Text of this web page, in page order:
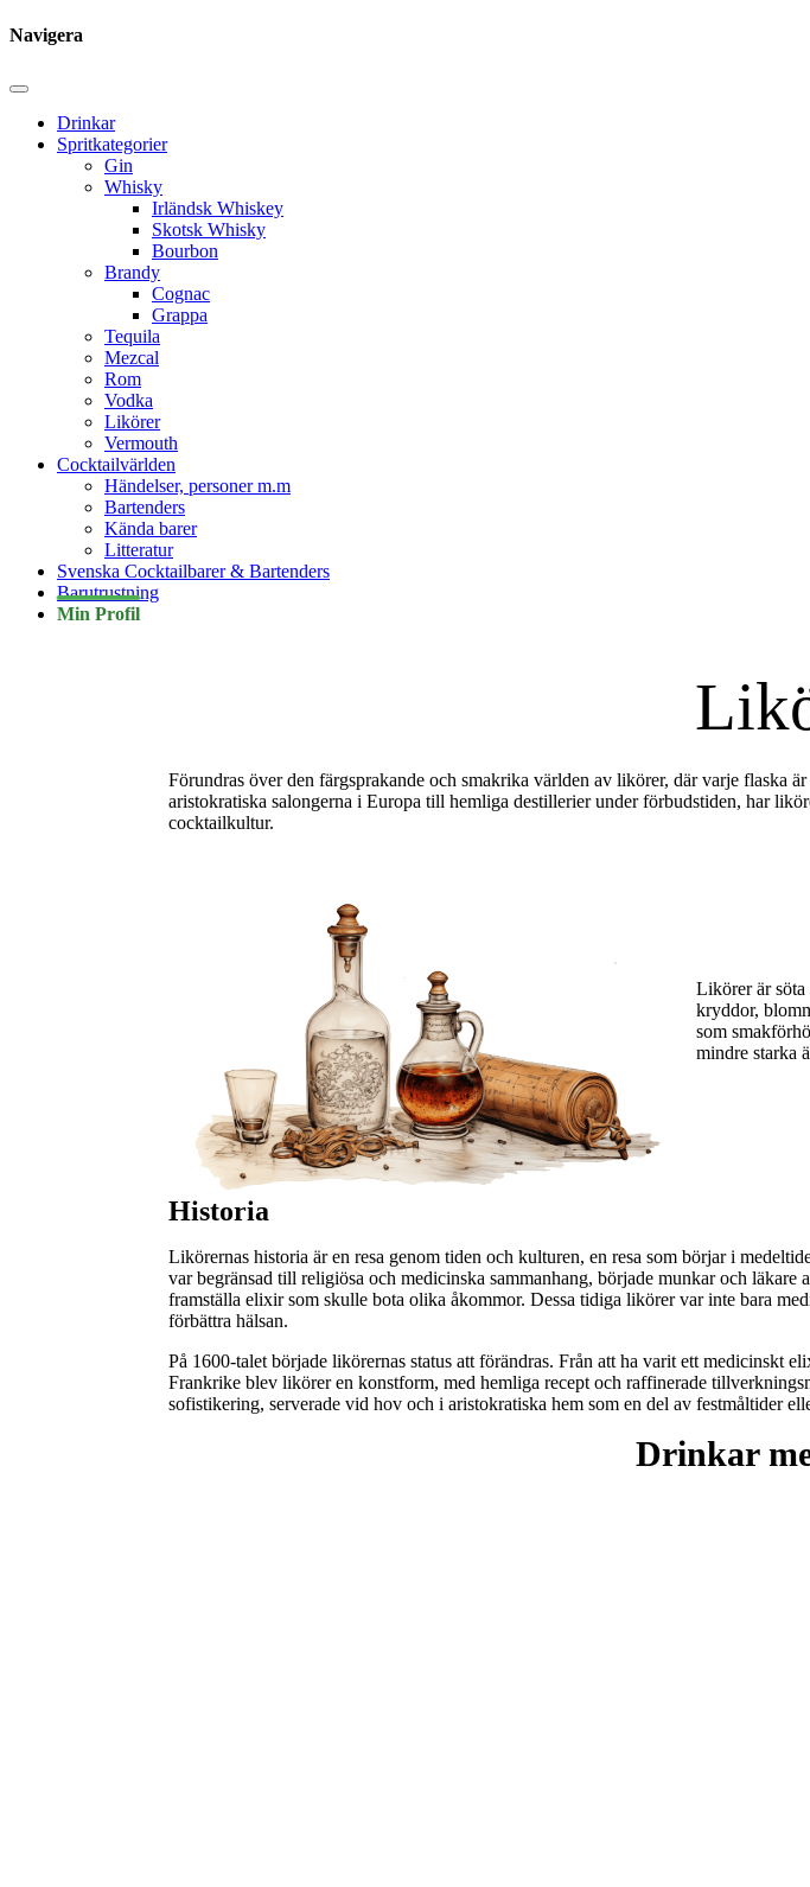
Navigera
Drinkar
Spritkategorier
Gin
Whisky
Irländsk Whiskey
Skotsk Whisky
Bourbon
Brandy
Cognac
Grappa
Tequila
Mezcal
Rom
Vodka
Likörer
Vermouth
Cocktailvärlden
Händelser, personer m.m
Bartenders
Kända barer
Litteratur
Svenska Cocktailbarer & Bartenders
Barutrustning
Min Profil
Förundras över den färgsprakande och smakrika världen av likörer, där varje flaska
aristokratiska salongerna i Europa till hemliga destillerier under förbudstiden, har
cocktailkultur.
Likörer är söta
kryddor,
som
mindre starka
Historia
Likörernas historia är en resa genom tiden och kulturen, en resa som börjar i
var begränsad till religiösa och medicinska sammanhang, började munkar och
framställa elixir som skulle bota olika åkommor. Dessa tidiga likörer var inte bara
förbättra hälsan.
På 1600-talet började likörernas status att förändras. Från att ha varit ett medicinskt
Frankrike blev likörer en konstform, med hemliga recept och raffinerade
sofistikering, serverade vid hov och i aristokratiska hem som en del av festmåltider
Drinkar